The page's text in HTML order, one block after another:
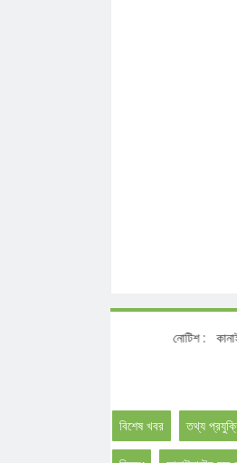
কানাইঘাট
বিশেষ খবর তথ্য